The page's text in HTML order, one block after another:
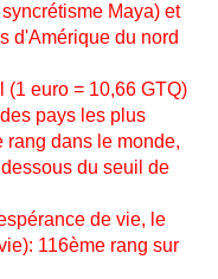
Maya) et
d'Amérique du nord
(1 euro = 10,66 GTQ)
pays les plus
rang dans le monde,
du seuil de
de vie, le
116ème rang sur